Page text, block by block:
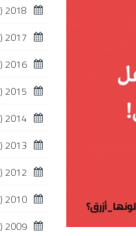
2018
(134)
2017
(181)
2016
(82)
2015
(53)
2014
(107)
2013
(43)
2012
(31)
2010
(22)
2009
(9)